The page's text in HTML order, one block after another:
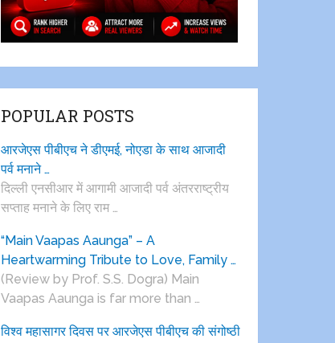
POPULAR POSTS
आरजेएस पीबीएच ने डीएमई, नोएडा के साथ आजादी
पर्व मनाने …
दिल्ली एनसीआर में आगामी आजादी पर्व अंतरराष्ट्रीय
सप्ताह मनाने के लिए राम …
“Main Vaapas Aaunga” – A
Heartwarming Tribute to Love, Family …
(Review by Prof. S.S. Dogra) Main
Vaapas Aaunga is far more than …
विश्व महासागर दिवस पर आरजेएस पीबीएच की संगोष्ठी